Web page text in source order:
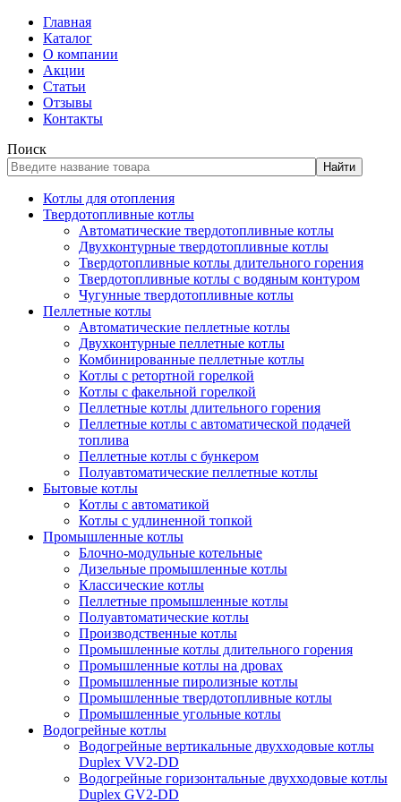
Главная
Каталог
О компании
Акции
Статьи
Отзывы
Контакты
Поиск
Найти
Котлы для отопления
Твердотопливные котлы
Автоматические твердотопливные котлы
Двухконтурные твердотопливные котлы
Твердотопливные котлы длительного горения
Твердотопливные котлы с водяным контуром
Чугунные твердотопливные котлы
Пеллетные котлы
Автоматические пеллетные котлы
Двухконтурные пеллетные котлы
Комбинированные пеллетные котлы
Котлы с ретортной горелкой
Котлы с факельной горелкой
Пеллетные котлы длительного горения
Пеллетные котлы с автоматической подачей
топлива
Пеллетные котлы с бункером
Полуавтоматические пеллетные котлы
Бытовые котлы
Котлы с автоматикой
Котлы с удлиненной топкой
Промышленные котлы
Блочно-модульные котельные
Дизельные промышленные котлы
Классические котлы
Пеллетные промышленные котлы
Полуавтоматические котлы
Производственные котлы
Промышленные котлы длительного горения
Промышленные котлы на дровах
Промышленные пиролизные котлы
Промышленные твердотопливные котлы
Промышленные угольные котлы
Водогрейные котлы
Водогрейные вертикальные двухходовые котлы
Duplex VV2-DD
Водогрейные горизонтальные двухходовые котлы
Duplex GV2-DD